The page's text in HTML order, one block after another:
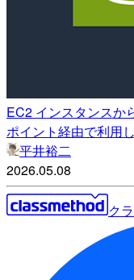
EC2 インスタンスか
ポイント経由で利用
平井裕二
2026.05.08
ク